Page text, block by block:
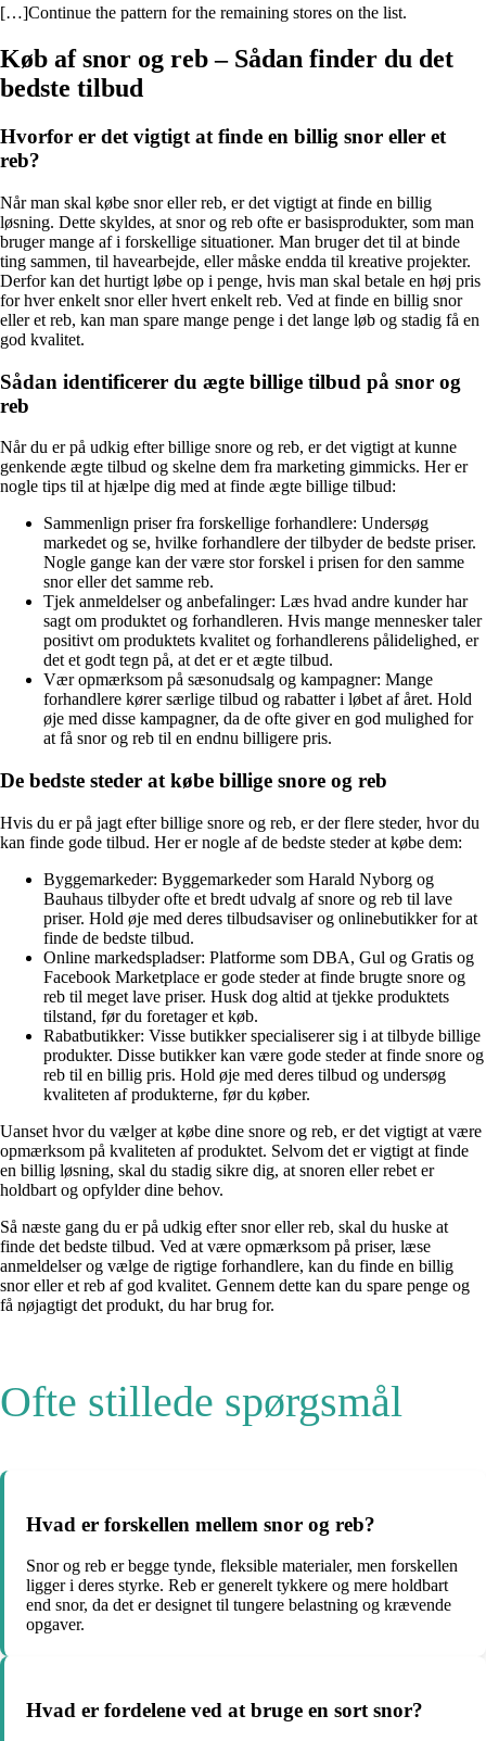
[…]Continue the pattern for the remaining stores on the list.
Køb af snor og reb – Sådan finder du det
bedste tilbud
Hvorfor er det vigtigt at finde en billig snor eller et
reb?
Når man skal købe snor eller reb, er det vigtigt at finde en billig
løsning. Dette skyldes, at snor og reb ofte er basisprodukter, som man
bruger mange af i forskellige situationer. Man bruger det til at binde
ting sammen, til havearbejde, eller måske endda til kreative projekter.
Derfor kan det hurtigt løbe op i penge, hvis man skal betale en høj pris
for hver enkelt snor eller hvert enkelt reb. Ved at finde en billig snor
eller et reb, kan man spare mange penge i det lange løb og stadig få en
god kvalitet.
Sådan identificerer du ægte billige tilbud på snor og
reb
Når du er på udkig efter billige snore og reb, er det vigtigt at kunne
genkende ægte tilbud og skelne dem fra marketing gimmicks. Her er
nogle tips til at hjælpe dig med at finde ægte billige tilbud:
Sammenlign priser fra forskellige forhandlere: Undersøg
markedet og se, hvilke forhandlere der tilbyder de bedste priser.
Nogle gange kan der være stor forskel i prisen for den samme
snor eller det samme reb.
Tjek anmeldelser og anbefalinger: Læs hvad andre kunder har
sagt om produktet og forhandleren. Hvis mange mennesker taler
positivt om produktets kvalitet og forhandlerens pålidelighed, er
det et godt tegn på, at det er et ægte tilbud.
Vær opmærksom på sæsonudsalg og kampagner: Mange
forhandlere kører særlige tilbud og rabatter i løbet af året. Hold
øje med disse kampagner, da de ofte giver en god mulighed for
at få snor og reb til en endnu billigere pris.
De bedste steder at købe billige snore og reb
Hvis du er på jagt efter billige snore og reb, er der flere steder, hvor du
kan finde gode tilbud. Her er nogle af de bedste steder at købe dem:
Byggemarkeder: Byggemarkeder som Harald Nyborg og
Bauhaus tilbyder ofte et bredt udvalg af snore og reb til lave
priser. Hold øje med deres tilbudsaviser og onlinebutikker for at
finde de bedste tilbud.
Online markedspladser: Platforme som DBA, Gul og Gratis og
Facebook Marketplace er gode steder at finde brugte snore og
reb til meget lave priser. Husk dog altid at tjekke produktets
tilstand, før du foretager et køb.
Rabatbutikker: Visse butikker specialiserer sig i at tilbyde billige
produkter. Disse butikker kan være gode steder at finde snore og
reb til en billig pris. Hold øje med deres tilbud og undersøg
kvaliteten af produkterne, før du køber.
Uanset hvor du vælger at købe dine snore og reb, er det vigtigt at være
opmærksom på kvaliteten af produktet. Selvom det er vigtigt at finde
en billig løsning, skal du stadig sikre dig, at snoren eller rebet er
holdbart og opfylder dine behov.
Så næste gang du er på udkig efter snor eller reb, skal du huske at
finde det bedste tilbud. Ved at være opmærksom på priser, læse
anmeldelser og vælge de rigtige forhandlere, kan du finde en billig
snor eller et reb af god kvalitet. Gennem dette kan du spare penge og
få nøjagtigt det produkt, du har brug for.
Ofte stillede spørgsmål
Hvad er forskellen mellem snor og reb?
Snor og reb er begge tynde, fleksible materialer, men forskellen
ligger i deres styrke. Reb er generelt tykkere og mere holdbart
end snor, da det er designet til tungere belastning og krævende
opgaver.
Hvad er fordelene ved at bruge en sort snor?